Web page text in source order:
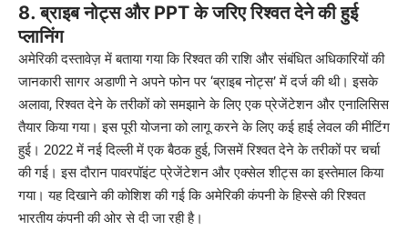
8. ब्राइब नोट्स और PPT के जरिए रिश्वत देने की हुई
प्लानिंग
अमेरिकी दस्तावेज़ में बताया गया कि रिश्वत की राशि और संबंधित अधिकारियों की
जानकारी सागर अडाणी ने अपने फोन पर ‘ब्राइब नोट्स’ में दर्ज की थी। इसके
अलावा, रिश्वत देने के तरीकों को समझाने के लिए एक प्रेजेंटेशन और एनालिसिस
तैयार किया गया। इस पूरी योजना को लागू करने के लिए कई हाई लेवल की मीटिंग
हुई। 2022 में नई दिल्ली में एक बैठक हुई, जिसमें रिश्वत देने के तरीकों पर चर्चा
की गई। इस दौरान पावरपॉइंट प्रेजेंटेशन और एक्सेल शीट्स का इस्तेमाल किया
गया। यह दिखाने की कोशिश की गई कि अमेरिकी कंपनी के हिस्से की रिश्वत
भारतीय कंपनी की ओर से दी जा रही है।